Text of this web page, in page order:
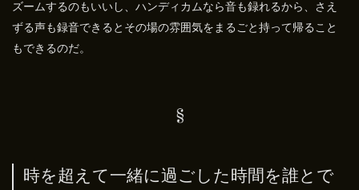
ズームするのもいいし、ハンディカムなら音も録れるから、さえ
ずる声も録音できるとその場の雰囲気をまるごと持って帰ること
もできるのだ。
時を超えて一緒に過ごした時間を誰とで